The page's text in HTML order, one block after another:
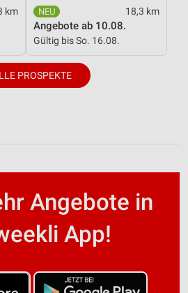
km 18,3 km
Angebote ab 10.08.
Gültig bis So. 16.08.
PROSPEKTE
Angebote in
App!